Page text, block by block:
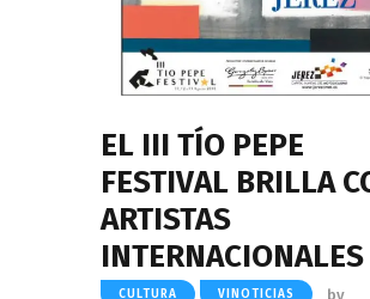
EL III TÍO PEPE
FESTIVAL BRILLA
ARTISTAS
INTERNACIONALES
CULTURA VINOTICIAS
by